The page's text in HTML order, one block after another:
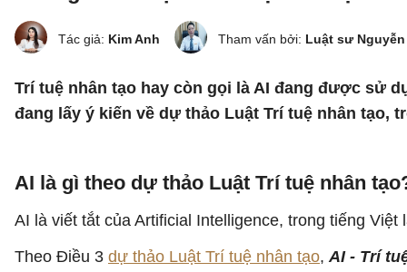
Tác giả: Kim Anh Tham vấn bởi: Luật sư
Trí tuệ nhân tạo hay còn gọi là AI đang được sử
đang lấy ý kiến về dự thảo Luật Trí tuệ nhân tạo,
AI là gì theo dự thảo Luật Trí tuệ nhân
AI là viết tắt của Artificial Intelligence, trong tiếng Việt
Theo Điều 3 dự thảo Luật Trí tuệ nhân tạo,AI - Trí